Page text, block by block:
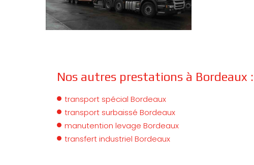
Nos autres prestations à Bordeaux :
transport spécial Bordeaux
transport surbaissé Bordeaux
manutention levage Bordeaux
transfert industriel Bordeaux